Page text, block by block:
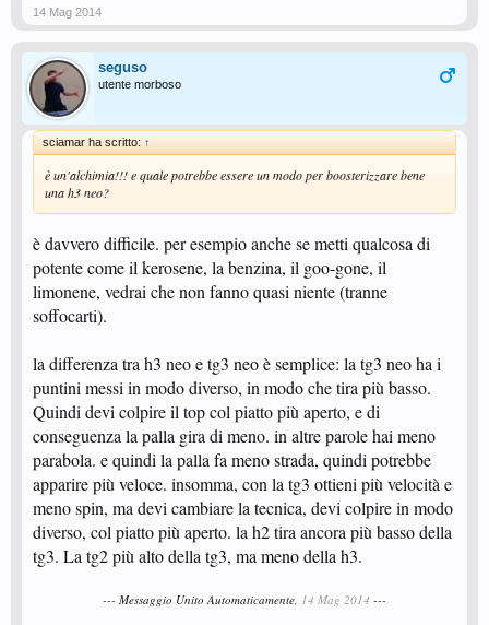
14 Mag 2014
seguso
utente morboso
sciamar ha scritto: ↑
è un'alchimia!!! e quale potrebbe essere un modo per boosterizzare bene
una h3 neo?
è davvero difficile. per esempio anche se metti qualcosa di
potente come il kerosene, la benzina, il goo-gone, il
limonene, vedrai che non fanno quasi niente (tranne
soffocarti).
la differenza tra h3 neo e tg3 neo è semplice: la tg3 neo ha i
puntini messi in modo diverso, in modo che tira più basso.
Quindi devi colpire il top col piatto più aperto, e di
conseguenza la palla gira di meno. in altre parole hai meno
parabola. e quindi la palla fa meno strada, quindi potrebbe
apparire più veloce. insomma, con la tg3 ottieni più velocità e
meno spin, ma devi cambiare la tecnica, devi colpire in modo
diverso, col piatto più aperto. la h2 tira ancora più basso della
tg3. La tg2 più alto della tg3, ma meno della h3.
--- Messaggio Unito Automaticamente, 14 Mag 2014 ---